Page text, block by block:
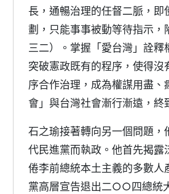
長，通暢治理的任督二脈，
劃，只能事事被動等待指示
三二）。掌握「愛台灣」詮
突破憲政既有的程序，使得
序合作治理，成為權謀用盡
會」與台灣社會漸行漸遠，終
石之瑜接著轉向另一個問題
代民進黨而執政。他首先揭
倦李前總統本土主義的多數
黨高層宣告退出二○○四總統